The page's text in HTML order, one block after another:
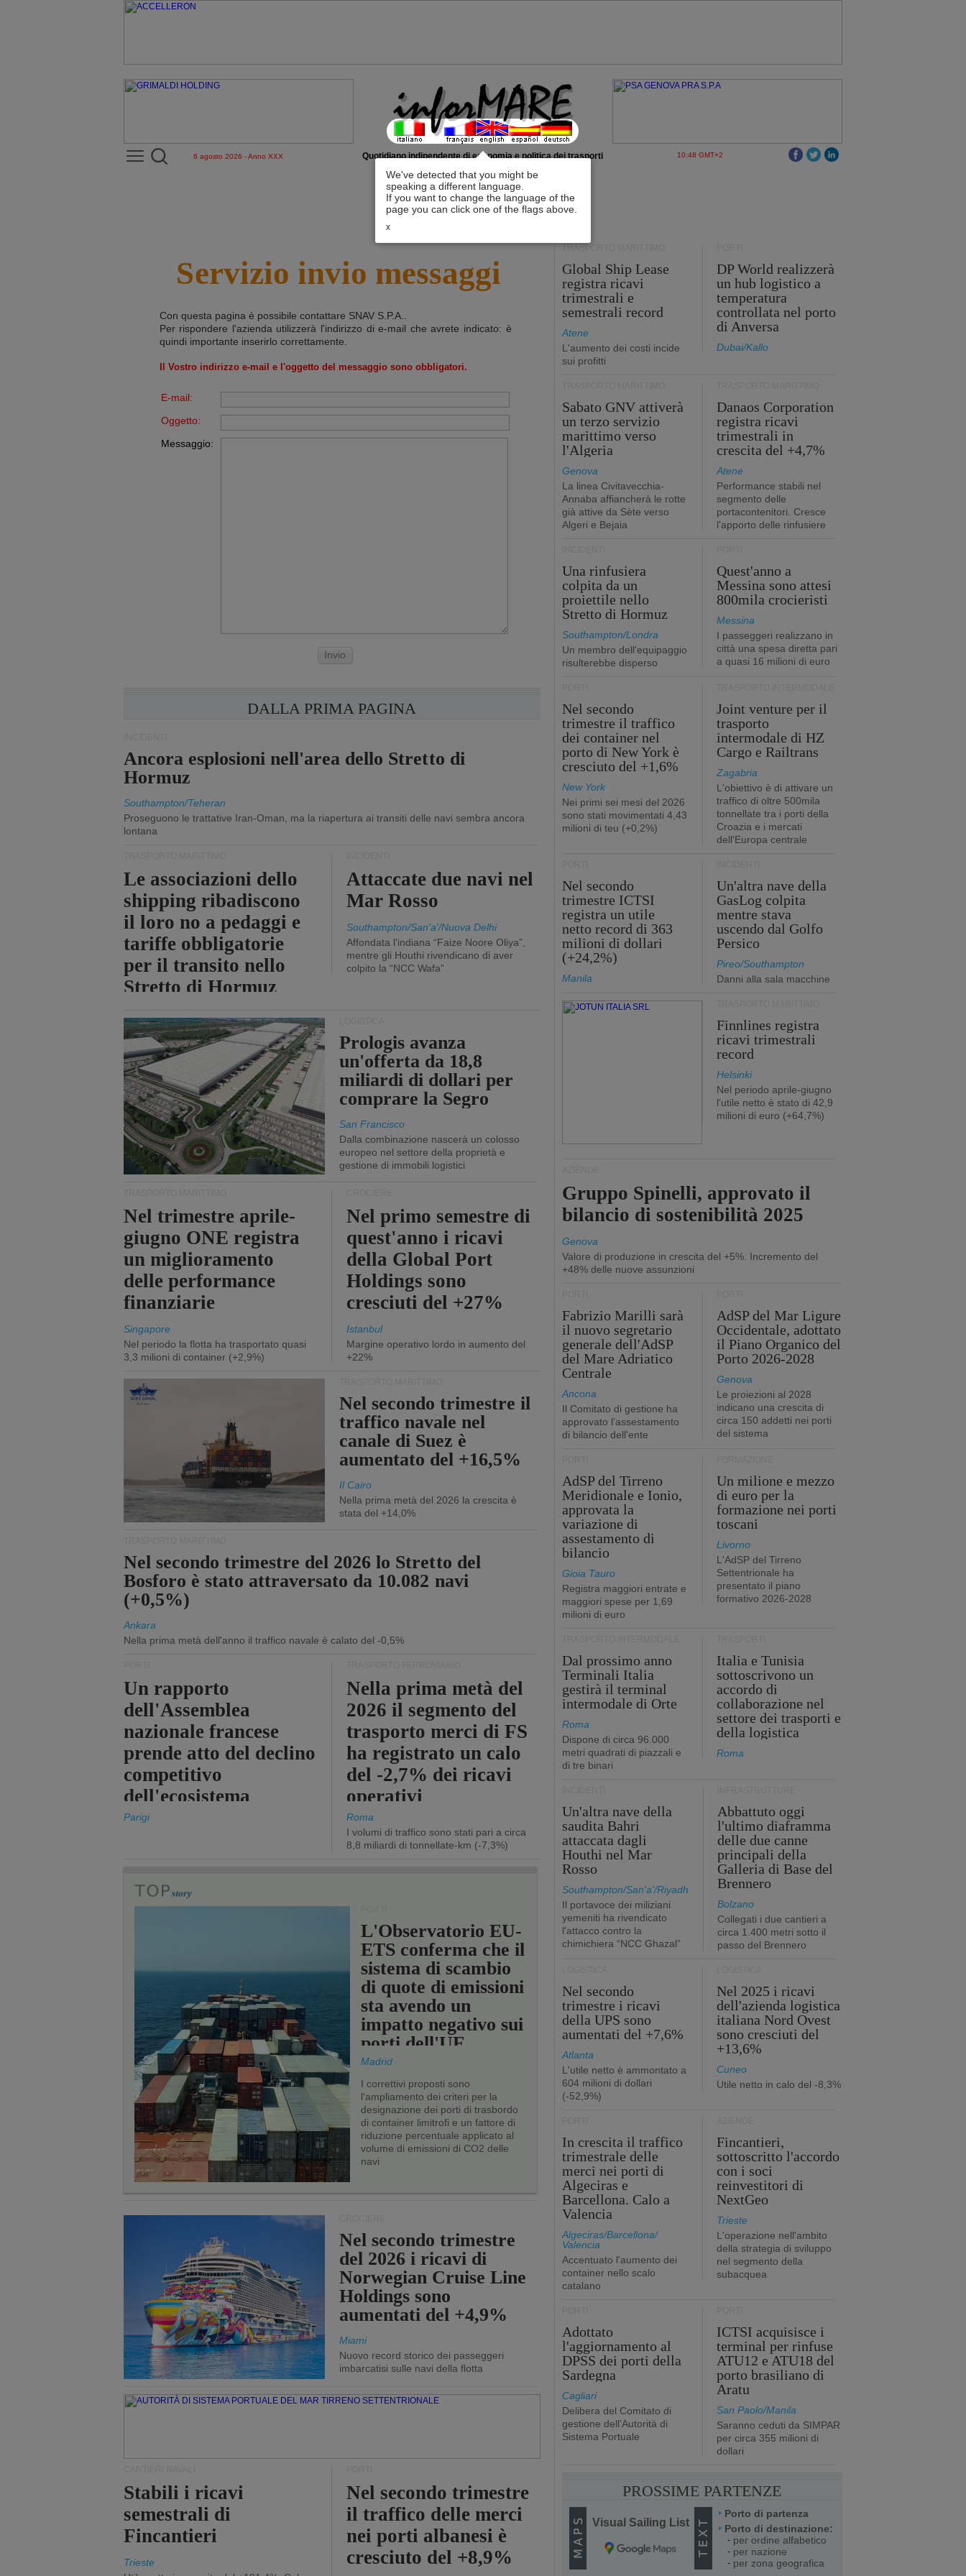
We've detected that you might be
speaking a different language.
If you want to change the language of the
page you can click one of the flags above.
x
6 agosto 2026 - Anno XXX Quotidiano indipendente di economia e politica dei trasporti 10:48 GMT+2
Servizio invio messaggi
Con questa pagina è possibile contattare SNAV S.P.A.
Per rispondere l'azienda utilizzerà l'indirizzo di e-mail che avrete indicato: è
quindi importante inserirlo correttamente.
Il Vostro indirizzo e-mail e l'oggetto del messaggio sono obbligatori.
E-mail:
Oggetto:
Messaggio:
Invio
DALLA PRIMA PAGINA
Ancora esplosioni nell'area dello Stretto di
Hormuz
Southampton/Teheran
Proseguono le trattative Iran-Oman, ma la riapertura ai transiti delle navi sembra ancora
lontana
Le associazioni dello
shipping ribadiscono
il loro no a pedaggi e
tariffe obbligatorie
per il transito nello
Stretto di Hormuz
Attaccate due navi nel
Mar Rosso
Southampton/San'a'/Nuova Delhi
Affondata l'indiana “Faize Noore Oliya”,
mentre gli Houthi rivendicano di aver
colpito la “NCC Wafa”
Prologis avanza
un'offerta da 18,8
miliardi di dollari per
comprare la Segro
San Francisco
Dalla combinazione nascerà un colosso
europeo nel settore della proprietà e
gestione di immobili logistici
Nel trimestre aprile-
giugno ONE registra
un miglioramento
delle performance
finanziarie
Singapore
Nel periodo la flotta ha trasportato quasi
3,3 milioni di container (+2,9%)
Nel primo semestre di
quest'anno i ricavi
della Global Port
Holdings sono
cresciuti del +27%
Istanbul
Margine operativo lordo in aumento del
+22%
Nel secondo trimestre il
traffico navale nel
canale di Suez è
aumentato del +16,5%
Il Cairo
Nella prima metà del 2026 la crescita è
stata del +14,0%
Nel secondo trimestre del 2026 lo Stretto del
Bosforo è stato attraversato da 10.082 navi
(+0,5%)
Ankara
Nella prima metà dell'anno il traffico navale è calato del -0,5%
Un rapporto
dell'Assemblea
nazionale francese
prende atto del declino
competitivo
dell'ecosistema
portuale statale
Parigi
Nella prima metà del
2026 il segmento del
trasporto merci di FS
ha registrato un calo
del -2,7% dei ricavi
operativi
Roma
I volumi di traffico sono stati pari a circa
8,8 miliardi di tonnellate-km (-7,3%)
L'Observatorio EU-
ETS conferma che il
sistema di scambio
di quote di emissioni
sta avendo un
impatto negativo sui
porti dell'UE
Madrid
I correttivi proposti sono
l'ampliamento dei criteri per la
designazione dei porti di trasbordo
di container limitrofi e un fattore di
riduzione percentuale applicato al
volume di emissioni di CO2 delle
navi
Nel secondo trimestre
del 2026 i ricavi di
Norwegian Cruise Line
Holdings sono
aumentati del +4,9%
Miami
Nuovo record storico dei passeggeri
imbarcatisi sulle navi della flotta
Stabili i ricavi
semestrali di
Fincantieri
Trieste
Nel secondo trimestre
il traffico delle merci
nei porti albanesi è
cresciuto del +8,9%
TRASPORTO MARITTIMO
Global Ship Lease
registra ricavi
trimestrali e
semestrali record
Atene
L'aumento dei costi incide
sui profitti
DP World realizzerà
un hub logistico a
temperatura
controllata nel porto
di Anversa
Dubai/Kallo
Sabato GNV attiverà
un terzo servizio
marittimo verso
l'Algeria
Genova
La linea Civitavecchia-
Annaba affiancherà le rotte
già attive da Sète verso
Algeri e Bejaia
Danaos Corporation
registra ricavi
trimestrali in
crescita del +4,7%
Atene
Performance stabili nel
segmento delle
portacontenitori. Cresce
l'apporto delle rinfusiere
Una rinfusiera
colpita da un
proiettile nello
Stretto di Hormuz
Southampton/Londra
Un membro dell'equipaggio
risulterebbe disperso
Quest'anno a
Messina sono attesi
800mila crocieristi
Messina
I passeggeri realizzano in
città una spesa diretta pari
a quasi 16 milioni di euro
Nel secondo
trimestre il traffico
dei container nel
porto di New York è
cresciuto del +1,6%
New York
Nei primi sei mesi del 2026
sono stati movimentati 4,43
milioni di teu (+0,2%)
Joint venture per il
trasporto
intermodale di HZ
Cargo e Railtrans
Zagabria
L'obiettivo è di attivare un
traffico di oltre 500mila
tonnellate tra i porti della
Croazia e i mercati
dell'Europa centrale
Nel secondo
trimestre ICTSI
registra un utile
netto record di 363
milioni di dollari
(+24,2%)
Manila
Un'altra nave della
GasLog colpita
mentre stava
uscendo dal Golfo
Persico
Pireo/Southampton
Danni alla sala macchine
Finnlines registra
ricavi trimestrali
record
Helsinki
Nel periodo aprile-giugno
l'utile netto è stato di 42,9
milioni di euro (+64,7%)
Gruppo Spinelli, approvato il
bilancio di sostenibilità 2025
Genova
Valore di produzione in crescita del +5%. Incremento del
+48% delle nuove assunzioni
Fabrizio Marilli sarà
il nuovo segretario
generale dell'AdSP
del Mare Adriatico
Centrale
Ancona
Il Comitato di gestione ha
approvato l'assestamento
di bilancio dell'ente
AdSP del Mar Ligure
Occidentale, adottato
il Piano Organico del
Porto 2026-2028
Genova
Le proiezioni al 2028
indicano una crescita di
circa 150 addetti nei porti
del sistema
AdSP del Tirreno
Meridionale e Ionio,
approvata la
variazione di
assestamento di
bilancio
Gioia Tauro
Registra maggiori entrate e
maggiori spese per 1,69
milioni di euro
Un milione e mezzo
di euro per la
formazione nei porti
toscani
Livorno
L'AdSP del Tirreno
Settentrionale ha
presentato il piano
formativo 2026-2028
Dal prossimo anno
Terminali Italia
gestirà il terminal
intermodale di Orte
Roma
Dispone di circa 96.000
metri quadrati di piazzali e
di tre binari
Italia e Tunisia
sottoscrivono un
accordo di
collaborazione nel
settore dei trasporti e
della logistica
Roma
Un'altra nave della
saudita Bahri
attaccata dagli
Houthi nel Mar
Rosso
Southampton/San'a'/Riyadh
Il portavoce dei miliziani
yemeniti ha rivendicato
l'attacco contro la
chimichiera “NCC Ghazal”
Abbattuto oggi
l'ultimo diaframma
delle due canne
principali della
Galleria di Base del
Brennero
Bolzano
Collegati i due cantieri a
circa 1.400 metri sotto il
passo del Brennero
Nel secondo
trimestre i ricavi
della UPS sono
aumentati del +7,6%
Atlanta
L'utile netto è ammontato a
604 milioni di dollari
(-52,9%)
Nel 2025 i ricavi
dell'azienda logistica
italiana Nord Ovest
sono cresciuti del
+13,6%
Cuneo
Utile netto in calo del -8,3%
In crescita il traffico
trimestrale delle
merci nei porti di
Algeciras e
Barcellona. Calo a
Valencia
Algeciras/Barcellona/
Valencia
Accentuato l'aumento dei
container nello scalo
catalano
Fincantieri,
sottoscritto l'accordo
con i soci
reinvestitori di
NextGeo
Trieste
L'operazione nell'ambito
della strategia di sviluppo
nel segmento della
subacquea
Adottato
l'aggiornamento al
DPSS dei porti della
Sardegna
Cagliari
Delibera del Comitato di
gestione dell'Autorità di
Sistema Portuale
ICTSI acquisisce i
terminal per rinfuse
ATU12 e ATU18 del
porto brasiliano di
Aratu
San Paolo/Manila
Saranno ceduti da SIMPAR
per circa 355 milioni di
dollari
PROSSIME PARTENZE
Visual Sailing List
Porto di partenza
Porto di destinazione:
- per ordine alfabetico
- per nazione
- per zona geografica